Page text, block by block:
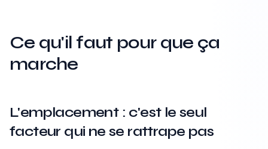
Ce qu'il faut pour que ça
marche
L'emplacement : c'est le seul
facteur qui ne se rattrape pas